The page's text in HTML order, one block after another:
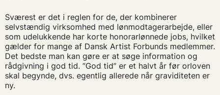
Sværest er det i reglen for de, der kombinerer
selvstændig virksomhed med lønmodtagerarbejde, eller
som udelukkende har korte honorarlønnede jobs, hvilket
gælder for mange af Dansk Artist Forbunds medlemmer.
Det bedste man kan gøre er at søge information og
rådgivning i god tid. ”God tid” er et halvt år før orloven
skal begynde, dvs. egentlig allerede når graviditeten er
ny.